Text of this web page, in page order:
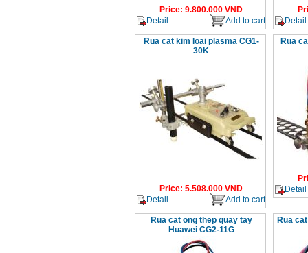
Price: 9.800.000 VND
Detail
Add to cart
Detail
Rua cat kim loai plasma CG1-
30K
Price: 5.508.000 VND
Detail
Add to cart
Rua
Detail
Rua cat ong thep quay tay
Huawei CG2-11G
Rua